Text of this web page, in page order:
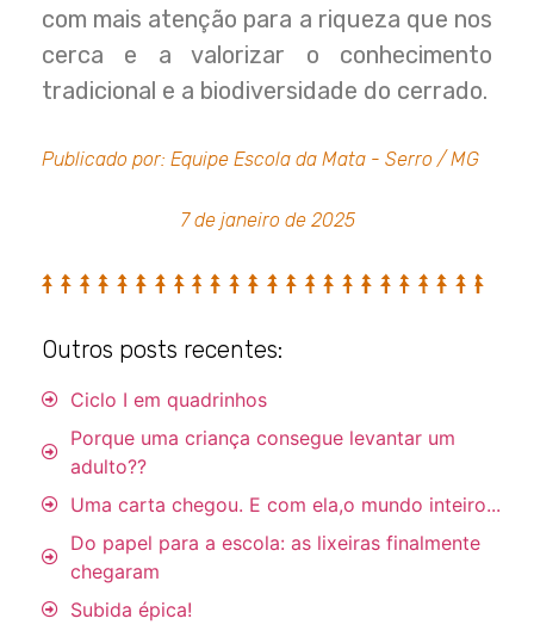
com mais atenção para a riqueza que nos
cerca e a valorizar o conhecimento
tradicional e a biodiversidade do cerrado.
Publicado por: Equipe Escola da Mata - Serro / MG
7 de janeiro de 2025
Outros posts recentes:
Ciclo I em quadrinhos
Porque uma criança consegue levantar um
adulto??
Uma carta chegou. E com ela,o mundo inteiro...
Do papel para a escola: as lixeiras finalmente
chegaram
Subida épica!